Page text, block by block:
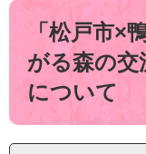
本
「松戸市
がる森の交
について